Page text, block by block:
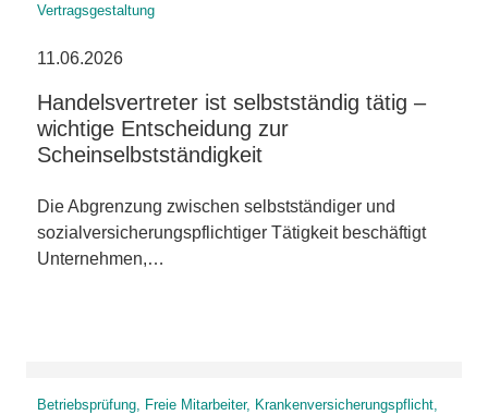
Vertragsgestaltung
11.06.2026
Handelsvertreter ist selbstständig tätig –
wichtige Entscheidung zur
Scheinselbstständigkeit
Die Abgrenzung zwischen selbstständiger und
sozialversicherungspflichtiger Tätigkeit beschäftigt
Unternehmen,…
Betriebsprüfung, Freie Mitarbeiter, Krankenversicherungspflicht,